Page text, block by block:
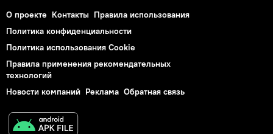
О проекте Контакты Правила использования
Политика конфиденциальности
Политика использования Cookie
Правила применения рекомендательных
технологий
Новости компаний Реклама Обратная связь